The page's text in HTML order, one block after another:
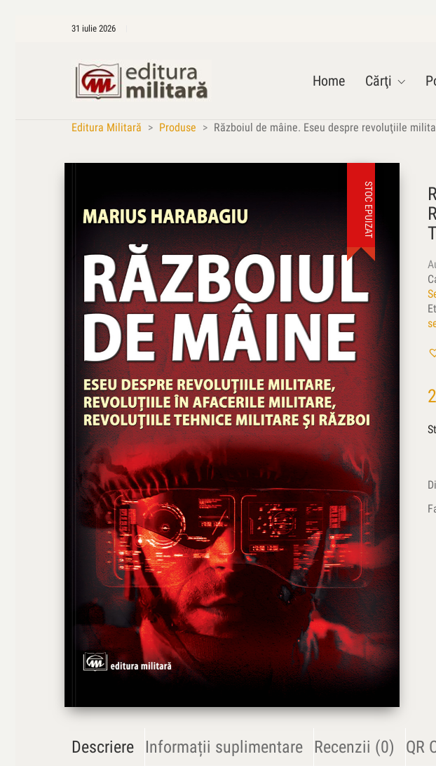
31 iulie 2026
Home Cărţi
Editura Militară > Produse > Războiul de mâine. Eseu despre revoluţiile
STOC EPUIZAT
Descriere Informații suplimentare Recenzii (0) QR